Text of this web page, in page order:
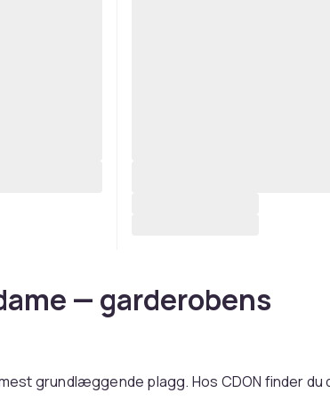
— garderobens
grundlæggende plagg. Hos CDON finder du